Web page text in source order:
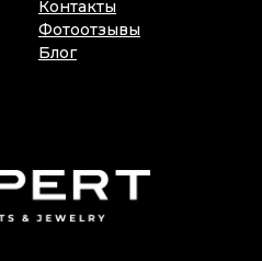
Контакты
Фотоотзывы
Блог